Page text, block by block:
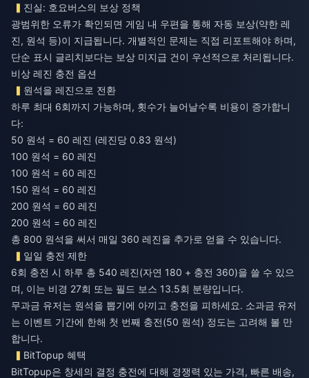
진실: 호요버스의 보상 정책
광범위한 오류가 확인되면 게임 내 우편을 통해 자동 보상(약한 레
진, 원석 등)이 지급됩니다. 개별적인 문제는 직접 리포트해야 하며,
단순 표시 글리치보다는 보상 미지급 건이 우선적으로 처리됩니다.
비상 레진 충전 옵션
원석을 레진으로 전환
하루 최대 6회까지 가능하며, 횟수가 늘어날수록 비용이 증가합니
다:
50 원석 = 60 레진 (레진당 0.83 원석)
100 원석 = 60 레진
100 원석 = 60 레진
150 원석 = 60 레진
200 원석 = 60 레진
200 원석 = 60 레진
총 800 원석을 써서 매일 360 레진을 추가로 얻을 수 있습니다.
일일 충전 제한
6회 충전 시 하루 총 540 레진(자연 180 + 충전 360)을 쓸 수 있으
며, 이는 비경 27회 또는 필드 보스 13.5회 분량입니다.
무과금 유저는 원석을 뽑기에 아끼고 충전을 피하세요. 소과금 유저
는 이벤트 기간에 한해 첫 번째 충전(50 원석) 정도는 고려해 볼 만
합니다.
BitTopup 혜택
BitTopup은 창세의 결정 충전에 대해 경쟁력 있는 가격, 빠른 배송,